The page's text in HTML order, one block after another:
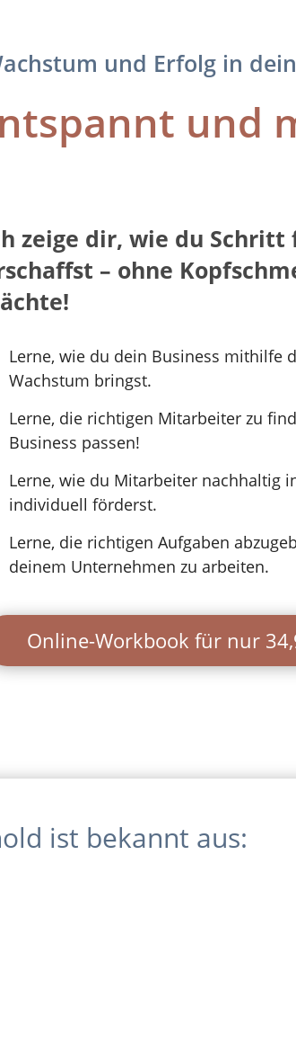
und Erfolg in
und
zeige dir, wie du
– ohne
Lerne, wie du dein Business mithilfe
Wachstum bringst.
Lerne, die richtigen Mitarbeiter zu
Business passen!
Lerne, wie du Mitarbeiter nachhaltig
individuell förderst.
Lerne, die richtigen Aufgaben
deinem Unternehmen zu arbeiten.
Online-Workbook für nur
ist bekannt aus: